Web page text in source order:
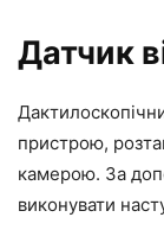
Датчик
пристрою,
камерою. За
виконувати